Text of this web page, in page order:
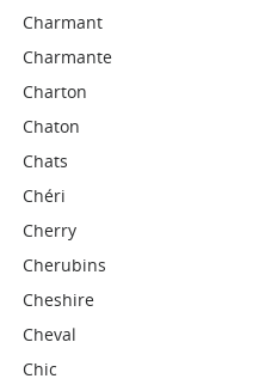
Charmant
Charmante
Charton
Chaton
Chats
Chéri
Cherry
Cherubins
Cheshire
Cheval
Chic